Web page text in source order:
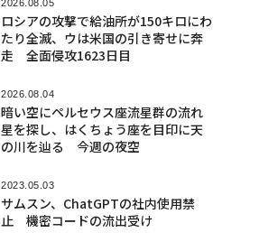
2026.08.05
ロシアの攻撃で給油所が150キロにわ
たり全滅、ウは米国の引き寄せに奔
走 全面侵攻1623日目
2026.08.04
暗い空にペルセウス座流星群の流れ
星を探し、はくちょう座を目印に天
の川を辿る 今週の夜空
2023.05.03
サムスン、ChatGPTの社内使用禁
止 機密コードの流出受け